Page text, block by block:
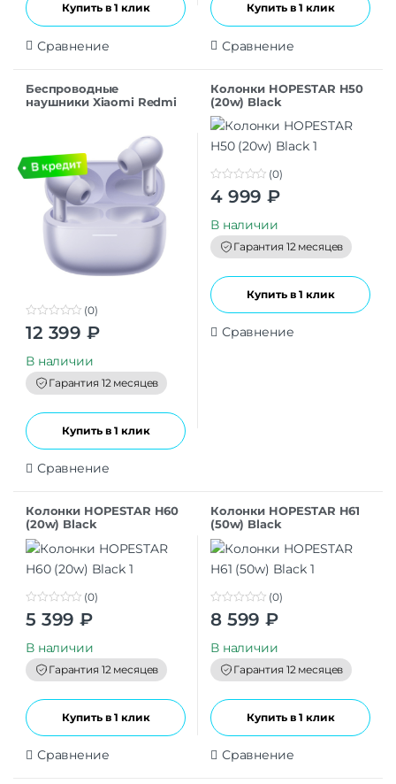
Купить в 1 клик
Сравнение
Купить в 1 клик
Сравнение
Беспроводные
наушники Xiaomi Redmi
0
t
o
f
5
(0)
12 399 ₽
В наличии
Гарантия 12 месяцев
Купить в 1 клик
Сравнение
Колонки HOPESTAR H50
(20w) Black
o
t
o
f
5
(0)
4 999 ₽
В наличии
Гарантия 12 месяцев
Купить в 1 клик
Сравнение
Колонки HOPESTAR H60
(20w) Black
0
o
t
o
f
5
(0)
5 399 ₽
В наличии
Гарантия 12 месяцев
Купить в 1 клик
Сравнение
Колонки HOPESTAR H61
(50w) Black
0
o
t
o
f
5
(0)
8 599 ₽
В наличии
Гарантия 12 месяцев
Купить в 1 клик
Сравнение